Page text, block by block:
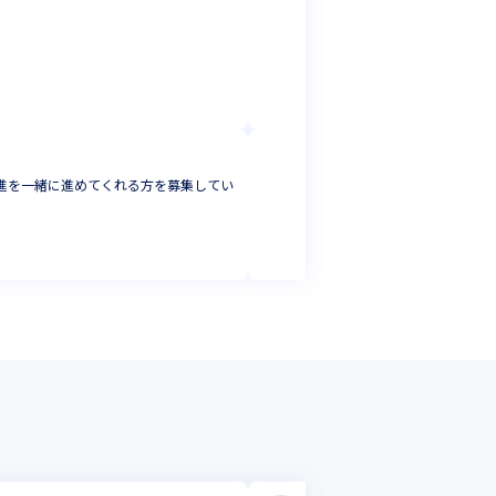
を一緒に進めてくれる方を募集してい